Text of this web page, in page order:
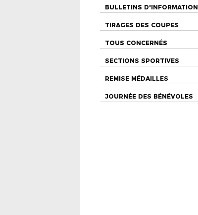
BULLETINS D'INFORMATION
TIRAGES DES COUPES
TOUS CONCERNÉS
SECTIONS SPORTIVES
REMISE MÉDAILLES
JOURNÉE DES BÉNÉVOLES